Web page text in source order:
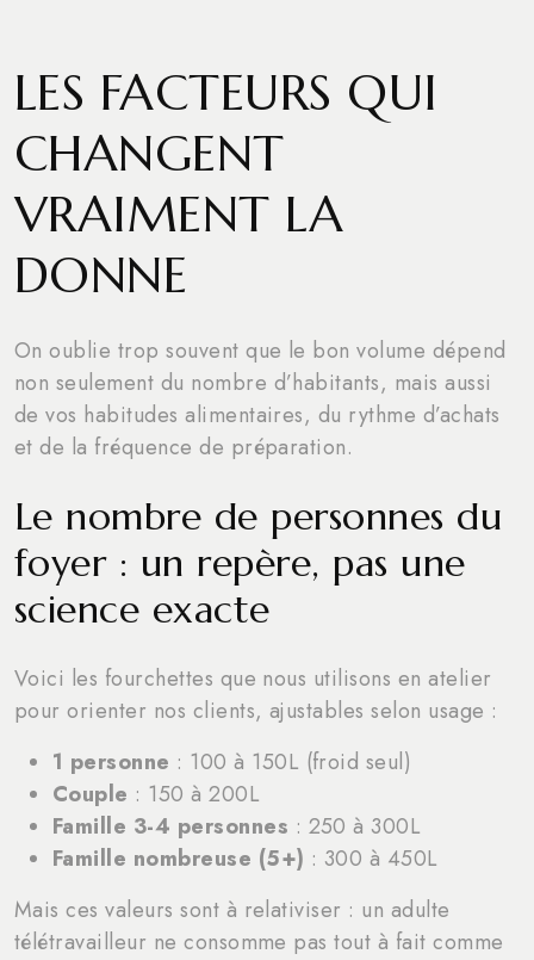
LES FACTEURS QUI
CHANGENT
VRAIMENT LA
DONNE
On oublie trop souvent que le bon volume dépend
non seulement du nombre d’habitants, mais aussi
de vos habitudes alimentaires, du rythme d’achats
et de la fréquence de préparation.
Le nombre de personnes du
foyer : un repère, pas une
science exacte
Voici les fourchettes que nous utilisons en atelier
pour orienter nos clients, ajustables selon usage :
1 personne : 100 à 150L (froid seul)
Couple : 150 à 200L
Famille 3-4 personnes : 250 à 300L
Famille nombreuse (5+) : 300 à 450L
Mais ces valeurs sont à relativiser : un adulte
télétravailleur ne consomme pas tout à fait comme